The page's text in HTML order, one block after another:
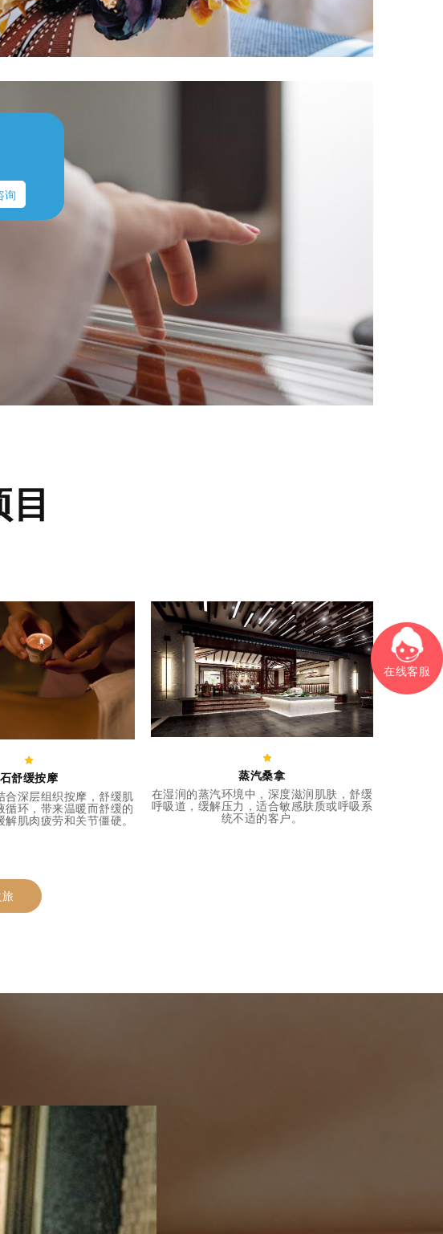
询
在线客服
舒缓按摩
合深层组织按摩，舒缓肌
循环，带来温暖而舒缓的
肌肉疲劳和关节僵硬。
蒸汽桑拿
在湿润的蒸汽环境中，深度滋润肌肤，舒缓
呼吸道，缓解压力，适合敏感肤质或呼吸系
统不适的客户。